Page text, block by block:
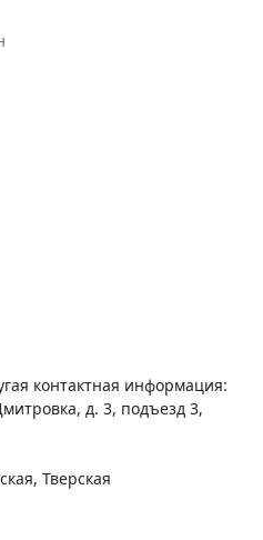
контактная информация:
д. 3, подъезд 3,
Тверская